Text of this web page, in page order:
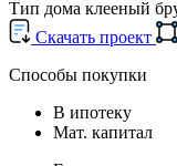
Тип дома клееный
Cкачать проект
Способы покупки
В ипотеку
Мат. капитал